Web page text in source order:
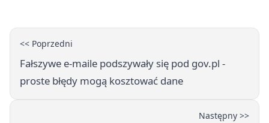
<< Poprzedni
Fałszywe e-maile podszywały się pod gov.pl -
proste błędy mogą kosztować dane
Następny >>